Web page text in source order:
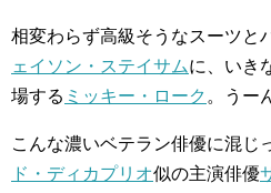
相変わらず高級そうなスーツと
ェイソン・ステイサムに、いき
場する ミッキー・ローク 。うー
こんな濃いベテラン俳優に混じ
ド・ディカプリオ似の主演俳優